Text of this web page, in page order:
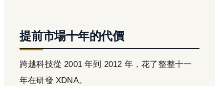
提前市場十年的代價
跨越科技從 2001 年到 2012 年，花了整整十一
年在研發 XDNA。